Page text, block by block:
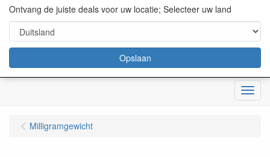
content="18/11/2025″/>
Menu
Milligramgewicht
Ontvang de juiste deals voor uw locatie; Selecteer uw land
Opslaan